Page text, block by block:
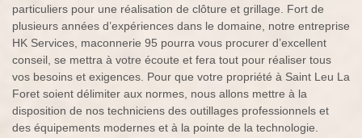
particuliers pour une réalisation de clôture et grillage. Fort de
plusieurs années d’expériences dans le domaine, notre entreprise
HK Services, maconnerie 95 pourra vous procurer d’excellent
conseil, se mettra à votre écoute et fera tout pour réaliser tous
vos besoins et exigences. Pour que votre propriété à Saint Leu La
Foret soient délimiter aux normes, nous allons mettre à la
disposition de nos techniciens des outillages professionnels et
des équipements modernes et à la pointe de la technologie.